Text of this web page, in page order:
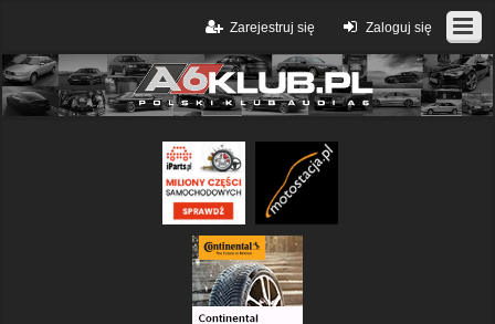
Zaloguj się
Zarejestruj się